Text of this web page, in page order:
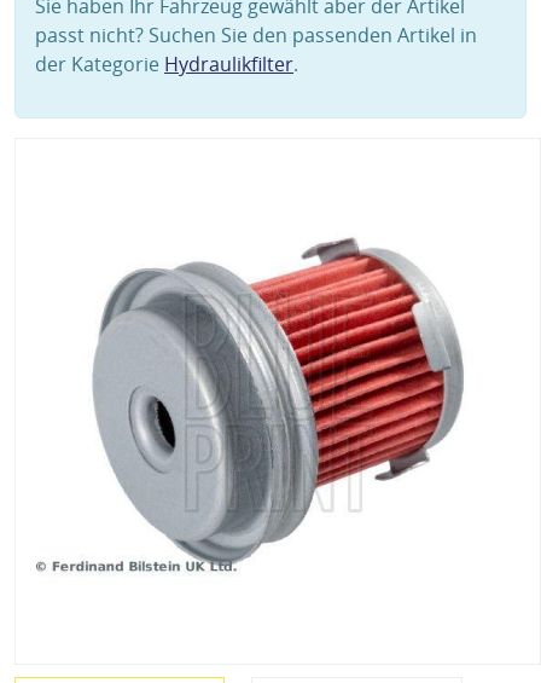
Sie haben Ihr Fahrzeug gewählt aber der Artikel
passt nicht? Suchen Sie den passenden Artikel in
der Kategorie Hydraulikfilter.